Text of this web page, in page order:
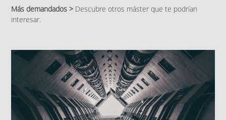
Más demandados > Descubre otros máster que te podrían
interesar.